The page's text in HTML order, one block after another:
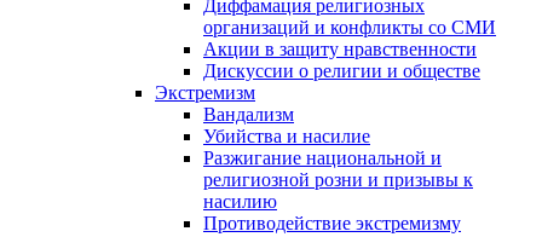
Диффамация религиозных
организаций и конфликты со СМИ
Акции в защиту нравственности
Дискуссии о религии и обществе
Экстремизм
Вандализм
Убийства и насилие
Разжигание национальной и
религиозной розни и призывы к
насилию
Противодействие экстремизму